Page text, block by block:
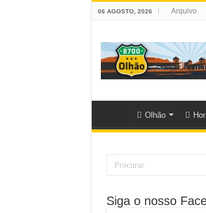
06 AGOSTO, 2026 Arquivo
Olhão
Siga o nosso